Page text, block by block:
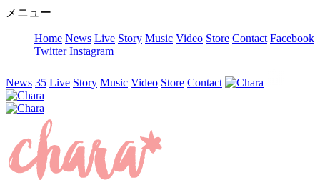
メニュー
Home News Live Story Music Video Store Contact Facebook
Twitter Instagram
News 35 Live Story Music Video Store Contact